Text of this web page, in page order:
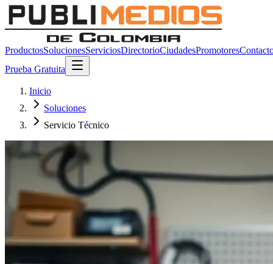
ProductosSolucionesServiciosDirectorioCiudadesPromotores
Prueba Gratuita
Inicio
Soluciones
Servicio Técnico